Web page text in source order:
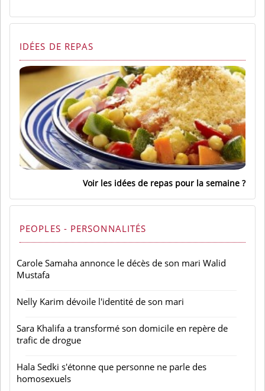
IDÉES DE REPAS
Voir les idées de repas pour la semaine
PEOPLES - PERSONNALITÉS
Carole Samaha annonce le décès de son mari Walid
Mustafa
Nelly Karim dévoile l'identité de son mari
Sara Khalifa a transformé son domicile en repère de
trafic de drogue
Hala Sedki s'étonne que personne ne parle des
homosexuels